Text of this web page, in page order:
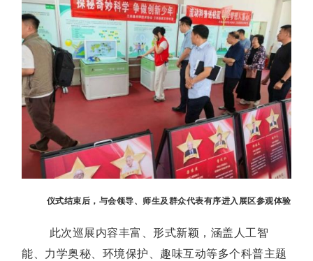
仪式结束后，与会领导、师生及群众代表有序进入展区参观体验
此次巡展内容丰富、形式新颖，涵盖人工智
能、力学奥秘、环境保护、趣味互动等多个科普主题